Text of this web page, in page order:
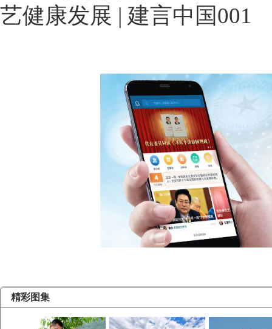
艺健康发展 | 建言中国001